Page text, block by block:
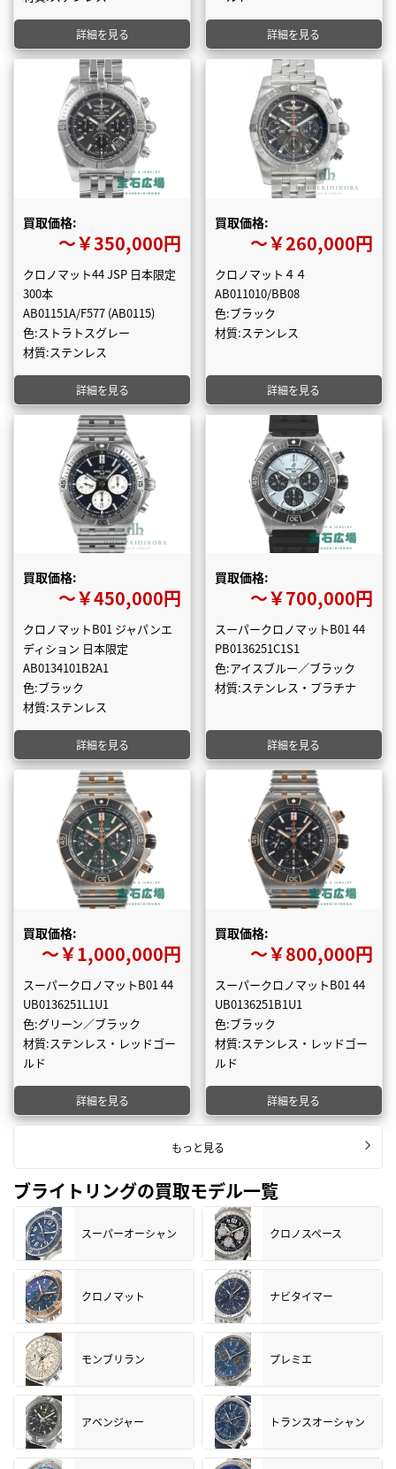
詳細を見る 詳細を見る
買取価格:
〜￥350,000円
クロノマット44 JSP 日本限定
300本
AB01151A/F577 (AB0115)
色:ストラトスグレー
材質:ステンレス
詳細を見る
買取価格:
〜￥260,000円
クロノマット４４
AB011010/BB08
色:ブラック
材質:ステンレス
詳細を見る
買取価格:
〜￥450,000円
クロノマットB01 ジャパンエ
ディション 日本限定
AB0134101B2A1
色:ブラック
材質:ステンレス
詳細を見る
買取価格:
〜￥700,000円
スーパークロノマットB01 44
PB0136251C1S1
色:アイスブルー／ブラック
材質:ステンレス・プラチナ
詳細を見る
買取価格:
〜￥1,000,000円
スーパークロノマットB01 44
UB0136251L1U1
色:グリーン／ブラック
材質:ステンレス・レッドゴー
ルド
詳細を見る
買取価格:
〜￥800,000円
スーパークロノマットB01 44
UB0136251B1U1
色:ブラック
材質:ステンレス・レッドゴー
ルド
詳細を見る
もっと見る
ブライトリングの買取モデル一覧
スーパーオーシャン クロノスペース
クロノマット ナビタイマー
モンブリラン プレミエ
アベンジャー トランスオーシャン